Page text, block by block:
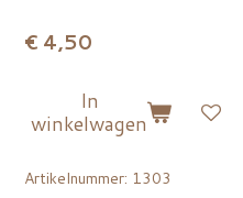
€ 4,50
In
winkelwagen
Artikelnummer: 1303